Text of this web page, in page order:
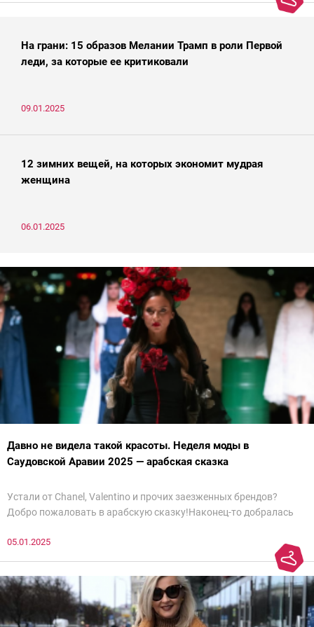
На грани: 15 образов Мелании Трамп в роли Первой
леди, за которые ее критиковали
09.01.2025
12 зимних вещей, на которых экономит мудрая
женщина
06.01.2025
Давно не видела такой красоты. Неделя моды в
Саудовской Аравии 2025 — арабская сказка
Устали от Chanel, Valentino и прочих заезженных брендов?
Добро пожаловать в арабскую сказку!Наконец-то добралась
все и осталась под глубоким впечатлением. Национальный
невероятно красиво.Все стереотипы, какие были у меня насчет
арабских дизайнеров, рассеялись как дым. А столько красоты
сегодня сложно увидеть на других известных неделях
мод.Самое интересное сейчас покажу ?
05.01.2025